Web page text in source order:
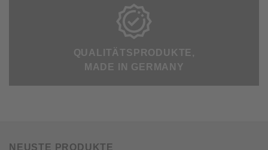
QUALITÄTSPRODUKTE,
MADE IN GERMANY
NEUSTE PRODUKTE